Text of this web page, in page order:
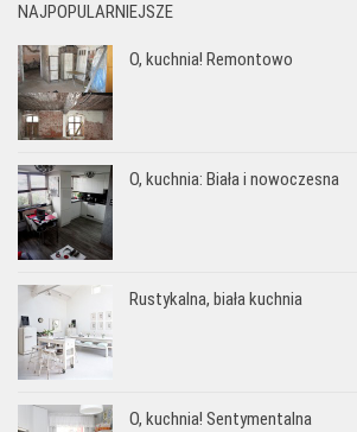
NAJPOPULARNIEJSZE
O, kuchnia! Remontowo
O, kuchnia: Biała i nowoczesna
Rustykalna, biała kuchnia
O, kuchnia! Sentymentalna